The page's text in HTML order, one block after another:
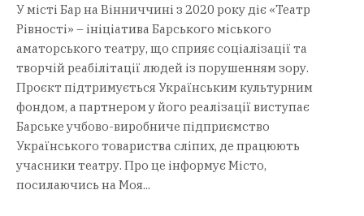
У місті Бар на Вінниччині з 2020 року діє «Театр
Рівності» – ініціатива Барського міського
аматорського театру, що сприяє соціалізації та
творчій реабілітації людей із порушенням зору.
Проєкт підтримується Українським культурним
фондом, а партнером у його реалізації виступає
Барське учбово-виробниче підприємство
Українського товариства сліпих, де працюють
учасники театру. Про це інформує Місто,
посилаючись на Моя...